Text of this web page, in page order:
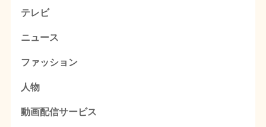
テレビ
ニュース
ファッション
人物
動画配信サービス